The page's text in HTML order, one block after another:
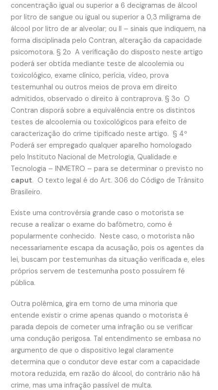
concentração igual ou superior a 6 decigramas de álcool
por litro de sangue ou igual ou superior a 0,3 miligrama de
álcool por litro de ar alveolar; ou II – sinais que indiquem, na
forma disciplinada pelo Contran, alteração da capacidade
psicomotora. § 2o A verificação do disposto neste artigo
poderá ser obtida mediante teste de alcoolemia ou
toxicológico, exame clínico, perícia, vídeo, prova
testemunhal ou outros meios de prova em direito
admitidos, observado o direito à contraprova. § 3o O
Contran disporá sobre a equivalência entre os distintos
testes de alcoolemia ou toxicológicos para efeito de
caracterização do crime tipificado neste artigo. § 4º
Poderá ser empregado qualquer aparelho homologado
pelo Instituto Nacional de Metrologia, Qualidade e
Tecnologia – INMETRO – para se determinar o previsto no
caput. O texto legal é do Art. 306 do Código de Trânsito
Brasileiro.
Existe uma controvérsia grande caso o motorista se
recuse a realizar o exame do bafômetro, como é
popularmente conhecido. Neste caso, o motorista não
necessariamente escapa da acusação, pois os agentes da
lei, buscam por testemunhas da situação verificada e, eles
próprios servem de testemunha posto possuírem fé
pública.
Outra polêmica, gira em torno de uma minoria que
entende existir o crime apenas quando o motorista é
parada depois de cometer uma infração ou se verificar
uma condução perigosa. Tal entendimento se embasa no
argumento de que o dispositivo legal claramente
determina que o condutor deve estar com a capacidade
motora reduzida, em razão do álcool, do contrário não há
crime, mas uma infração passível de multa.